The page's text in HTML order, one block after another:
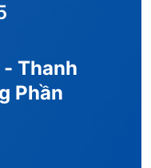
- Thanh
Phần